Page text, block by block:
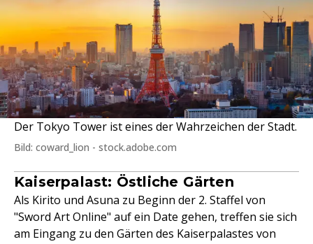
Der Tokyo Tower ist eines der Wahrzeichen der Stadt.
Bild: coward_lion - stock.adobe.com
Kaiserpalast: Östliche Gärten
Als Kirito und Asuna zu Beginn der 2. Staffel von
"Sword Art Online" auf ein Date gehen, treffen sie sich
am Eingang zu den Gärten des Kaiserpalastes von